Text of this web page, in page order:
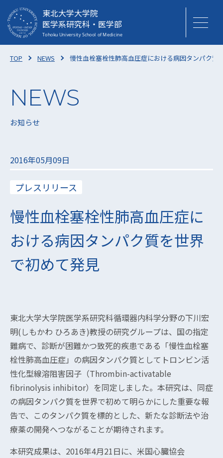
東北大学大学院
医学系研究科・医学部
TOP NEWS 慢性血栓塞栓性肺高血圧症における病因タンパク質
お知らせ
2016年05月09日
プレスリリース
慢性血栓塞栓性肺高血圧症に
おける病因タンパク質を世界
で初めて発見
東北大学大学院医学系研究科循環器内科学分野の下川宏
明(しもかわ ひろあき)教授の研究グループは、国の指定
難病で、診断が困難かつ致死的疾患である「慢性血栓塞
栓性肺高血圧症」の病因タンパク質としてトロンビン活
性化型線溶阻害因子（Thrombin-activatable
fibrinolysis inhibitor）を同定しました。本研究は、同症
の病因タンパク質を世界で初めて明らかにした重要な報
告で、このタンパク質を標的とした、新たな診断法や治
療薬の開発へつながることが期待されます。
本研究成果は、2016年4月21日に、米国心臓協会